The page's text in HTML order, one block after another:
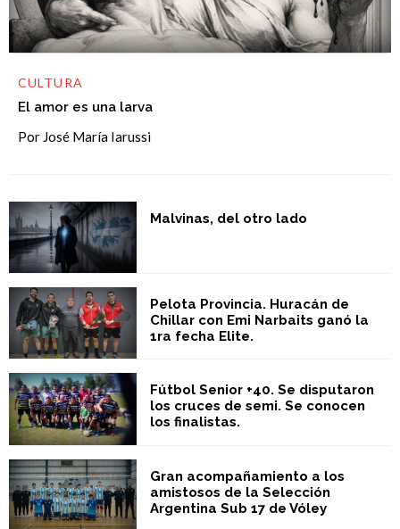
CULTURA
El amor es una larva
Por José María Iarussi
Malvinas, del otro lado
Pelota Provincia. Huracán de
Chillar con Emi Narbaits ganó la
1ra fecha Elite.
Fútbol Senior +40. Se disputaron
los cruces de semi. Se conocen
los finalistas.
Gran acompañamiento a los
amistosos de la Selección
Argentina Sub 17 de Vóley